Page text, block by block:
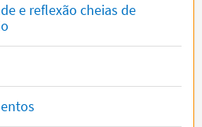
e reflexão cheias de